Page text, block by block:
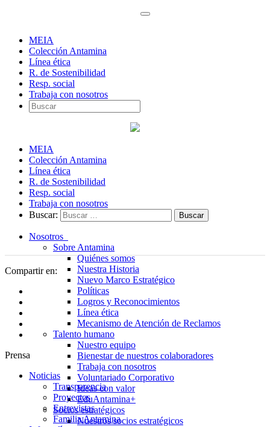
MEIA
Colección Antamina
Línea ética
R. de Sostenibilidad
Resp. social
Trabaja con nosotros
MEIA
Colección Antamina
Línea ética
R. de Sostenibilidad
Resp. social
Trabaja con nosotros
Buscar:
Nosotros
Sobre Antamina
Quiénes somos
Nuestra Historia
Nuevo Marco Estratégico
Políticas
Logros y Reconocimientos
Línea ética
Mecanismo de Atención de Reclamos
Talento humano
Nuestro equipo
Bienestar de nuestros colaboradores
Trabaja con nosotros
Voluntariado Corporativo
Ideas con valor
EduAntamina+
Socios estratégicos
Nuestros socios estratégicos
Compartir en:
Prensa
Noticias
Transparencia
Proyectos
Entrevistas
Familia Antamina